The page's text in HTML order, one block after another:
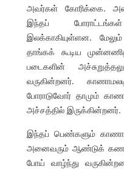
அவர்கள் கோரிக்கை.
இந்தப்
இலக்காகியுள்ளன.
தாங்கக் கூடிய
படைகளின்
வருகின்றனர்.
போராடுவோர் தாமும்
அச்சத்தில் இருக்கின்றனர்.
இந்தப் பெண்களும்
அனைவரும் ஆண்டுக்
போய் வாழ்ந்து